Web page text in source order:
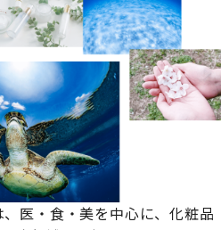
医・食・美を中心に、化粧品